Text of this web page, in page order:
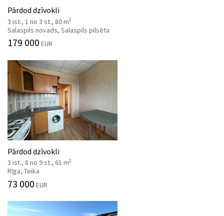
Pārdod dzīvokli
3 ist., 1 no 3 st., 80 m2
Salaspils novads, Salaspils pilsēta
179 000 EUR
Pārdod dzīvokli
3 ist., 8 no 9 st., 61 m2
Rīga, Teika
73 000 EUR